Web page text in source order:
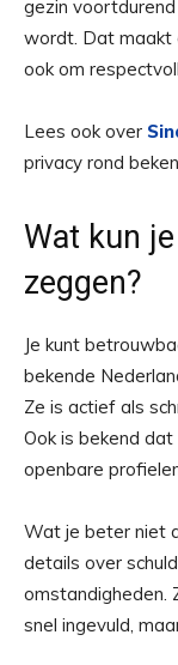
gezin
wordt. Dat maakt
ook om
Lees ook over
privacy rond
Wat kun
zeggen?
Je kunt
bekende
Ze is actief als
Ook is bekend
openbare
Wat je beter niet
details over
omstandigheden.
snel ingevuld,